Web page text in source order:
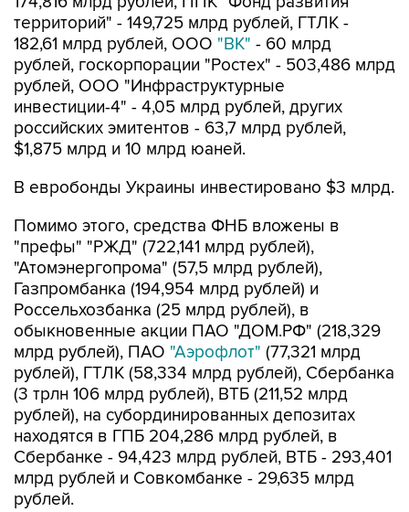
территорий" - 149,725 млрд рублей, ГТЛК -
182,61 млрд рублей, ООО "ВК" - 60 млрд
рублей, госкорпорации "Ростех" - 503,486 млрд
рублей, ООО "Инфраструктурные
инвестиции-4" - 4,05 млрд рублей, других
российских эмитентов - 63,7 млрд рублей,
$1,875 млрд и 10 млрд юаней.
В евробонды Украины инвестировано $3 млрд.
Помимо этого, средства ФНБ вложены в
"префы" "РЖД" (722,141 млрд рублей),
"Атомэнергопрома" (57,5 млрд рублей),
Газпромбанка (194,954 млрд рублей) и
Россельхозбанка (25 млрд рублей), в
обыкновенные акции ПАО "ДОМ.РФ" (218,329
млрд рублей), ПАО "Аэрофлот" (77,321 млрд
рублей), ГТЛК (58,334 млрд рублей), Сбербанка
(3 трлн 106 млрд рублей), ВТБ (211,52 млрд
рублей), на субординированных депозитах
находятся в ГПБ 204,286 млрд рублей, в
Сбербанке - 94,423 млрд рублей, ВТБ - 293,401
млрд рублей и Совкомбанке - 29,635 млрд
рублей.